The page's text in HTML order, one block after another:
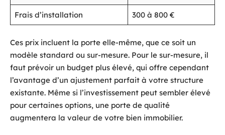
Frais d’installation 300 à 800 €
Ces prix incluent la porte elle-même, que ce soit un
modèle standard ou sur-mesure. Pour le sur-mesure, il
faut prévoir un budget plus élevé, qui offre cependant
l’avantage d’un ajustement parfait à votre structure
existante. Même si l’investissement peut sembler élevé
pour certaines options, une porte de qualité
augmentera la valeur de votre bien immobilier.